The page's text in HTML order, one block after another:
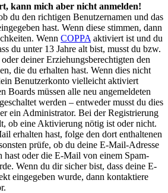
kann mich aber nicht anmelden!
du den richtigen Benutzernamen und das
hast. Wenn diese stimmen, dann
Wenn COPPA aktiviert ist und du
du unter 13 Jahre alt bist, musst du bzw.
deiner Erziehungsberechtigten den
die du erhalten hast. Wenn dies nicht
Benutzerkonto vielleicht aktiviert
Boards müssen alle neu angemeldeten
werden – entweder musst du dies
ein Administrator. Bei der Registrierung
ob eine Aktivierung nötig ist oder nicht.
erhalten hast, folge den dort enthaltenen
prüfe, ob du deine E-Mail-Adresse
hast oder die E-Mail von einem Spam-
Wenn du dir sicher bist, dass deine E-
eingegeben wurde, dann kontaktiere